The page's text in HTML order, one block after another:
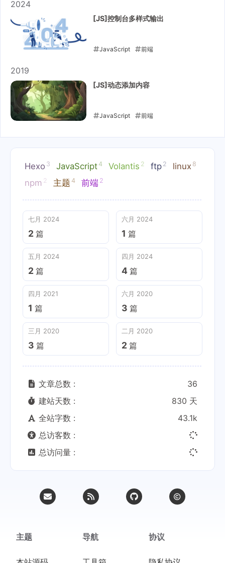
2024
[JS]控制台多样式输出
JavaScript 前端
2019
[JS]动态添加内容
JavaScript 前端
Hexo 3 JavaScript4 Volantis 2 ftp 2 linux 8
npm 2 主题 4 前端 2
七月 2024
2 篇
六月 2024
1 篇
五月 2024
2 篇
四月 2024
4 篇
四月 2021
1 篇
六月 2020
3 篇
三月 2020
3 篇
二月 2020
2 篇
文章总数 :
36
建站天数 :
830 天
全站字数 :
43.1k
总访客数 :
总访问量 :
主题 导航 协议